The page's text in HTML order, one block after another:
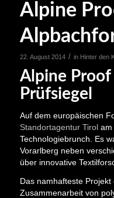
Alpine
22. August 2014 / in Hinter den
Alpine Proof
Prüfsiegel
Auf dem europäischen
Standortagentur Tirolam
Technologiebrunch. Es
Vorarlberg neben
über innovative
Das namhafteste
Zusammenarbeit von